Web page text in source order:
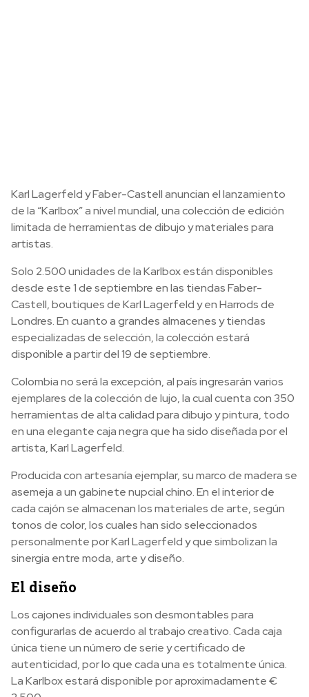
Karl Lagerfeld y Faber-Castell anuncian el lanzamiento
de la “Karlbox” a nivel mundial, una colección de edición
limitada de herramientas de dibujo y materiales para
artistas.
Solo 2.500 unidades de la Karlbox están disponibles
desde este 1 de septiembre en las tiendas Faber-
Castell, boutiques de Karl Lagerfeld y en Harrods de
Londres. En cuanto a grandes almacenes y tiendas
especializadas de selección, la colección estará
disponible a partir del 19 de septiembre.
Colombia no será la excepción, al país ingresarán varios
ejemplares de la colección de lujo, la cual cuenta con 350
herramientas de alta calidad para dibujo y pintura, todo
en una elegante caja negra que ha sido diseñada por el
artista, Karl Lagerfeld.
Producida con artesanía ejemplar, su marco de madera se
asemeja a un gabinete nupcial chino. En el interior de
cada cajón se almacenan los materiales de arte, según
tonos de color, los cuales han sido seleccionados
personalmente por Karl Lagerfeld y que simbolizan la
sinergia entre moda, arte y diseño.
El diseño
Los cajones individuales son desmontables para
configurarlas de acuerdo al trabajo creativo. Cada caja
única tiene un número de serie y certificado de
autenticidad, por lo que cada una es totalmente única.
La Karlbox estará disponible por aproximadamente €